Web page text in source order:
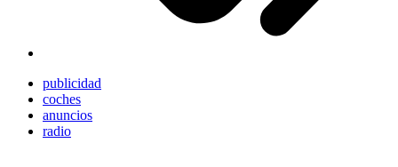
publicidad
coches
anuncios
radio